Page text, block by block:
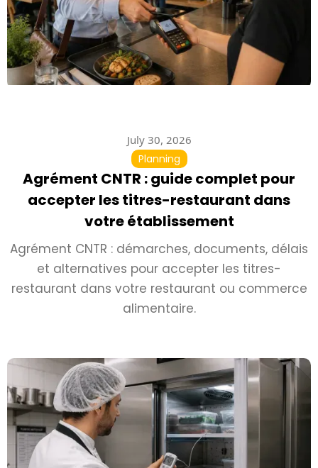
July 30, 2026
Planning
Agrément CNTR : guide complet pour
accepter les titres-restaurant dans
votre établissement
Agrément CNTR : démarches, documents, délais
et alternatives pour accepter les titres-
restaurant dans votre restaurant ou commerce
alimentaire.